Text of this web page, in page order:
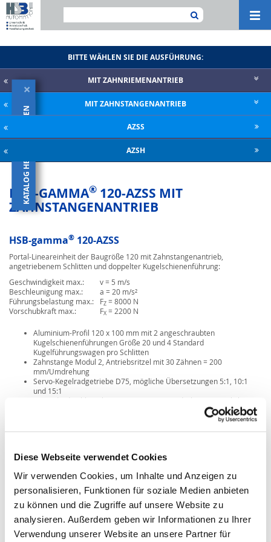
Diese Webseite verwendet Cookies
Wir verwenden Cookies, um Inhalte und Anzeigen zu
personalisieren, Funktionen für soziale Medien anbieten
zu können und die Zugriffe auf unsere Website zu
analysieren. Außerdem geben wir Informationen zu Ihrer
Verwendung unserer Website an unsere Partner für
×
KATALOG HERUNTERLADEN
BITTE WÄHLEN SIE DIE AUSFÜHRUNG:
MIT ZAHNRIE­MENANTRIEB
MIT ZAHNSTANGENANTRIEB
AZSS
AZSH
HSB-GAMMA® 120-AZSS MIT
ZAHNSTANGENANTRIEB
HSB-gamma® 120-AZSS
Portal-Lineareinheit der Baugröße 120 mit Zahnstangenantrieb,
angetriebenem Schlitten und doppelter Kugelschienenführung:
Geschwindigkeit max.:
v = 5 m/s
Beschleunigung max.:
a = 20 m/s²
Führungsbelastung max.:
FZ = 8000 N
Vorschubkraft max.:
FX = 2200 N
Aluminium-Profil 120 x 100 mm mit 2 angeschraubten
Kugelschienenführungen Größe 20 und 4 Standard
Kugelführungswagen pro Schlitten
Zahnstange Modul 2, Antriebsritzel mit 30 Zähnen = 200
mm/Umdrehung
Servo-Kegelradgetriebe D75, mögliche Übersetzungen 5:1, 10:1
und 15:1
1 Standard-Schlittenlänge mit 400 mm, Sonderlängen möglich